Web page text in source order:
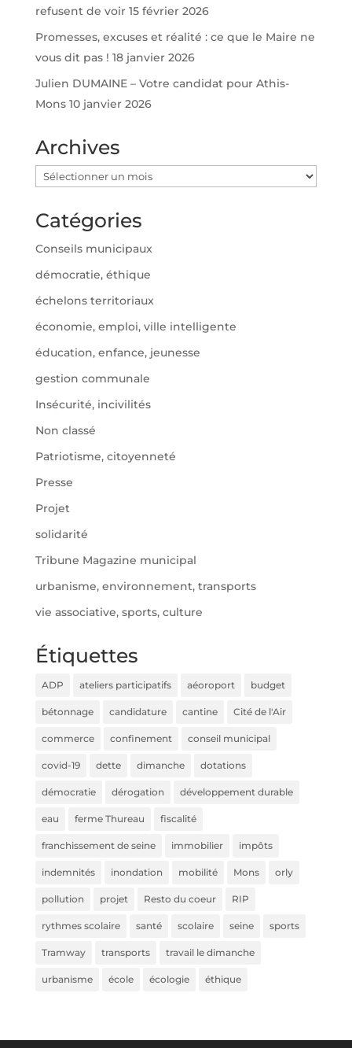
refusent de voir 15 février 2026
Promesses, excuses et réalité : ce que le Maire ne
vous dit pas ! 18 janvier 2026
Julien DUMAINE – Votre candidat pour Athis-
Mons 10 janvier 2026
Archives
Archives
Catégories
Conseils municipaux
démocratie, éthique
échelons territoriaux
économie, emploi, ville intelligente
éducation, enfance, jeunesse
gestion communale
Insécurité, incivilités
Non classé
Patriotisme, citoyenneté
Presse
Projet
solidarité
Tribune Magazine municipal
urbanisme, environnement, transports
vie associative, sports, culture
Étiquettes
ADP ateliers participatifs aéoroport budget
bétonnage candidature cantine Cité de l'Air
commerce confinement conseil municipal
covid-19 dette dimanche dotations
démocratie dérogation développement durable
eau ferme Thureau fiscalité
franchissement de seine immobilier impôts
indemnités inondation mobilité Mons orly
pollution projet Resto du coeur RIP
rythmes scolaire santé scolaire seine sports
Tramway transports travail le dimanche
urbanisme école écologie éthique